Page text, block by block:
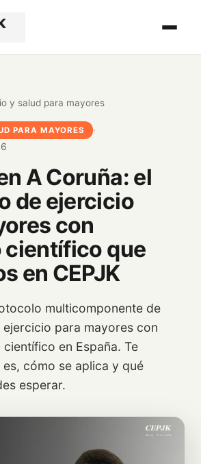
y salud para mayores
PARA MAYORES
·
A Coruña: el
de ejercicio
con
científico que
en CEPJK
multicomponente de
para mayores con
en España. Te
cómo se aplica y qué
esperar.